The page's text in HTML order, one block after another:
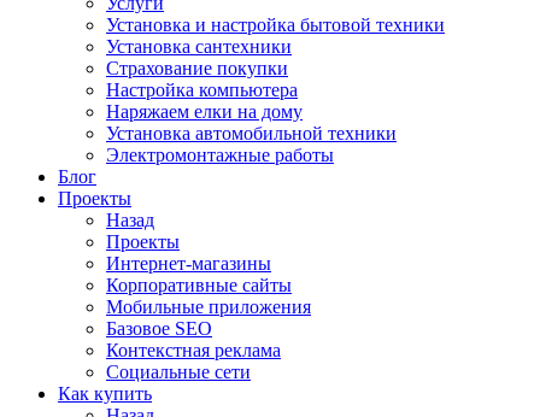
Установка и настройка бытовой техники
Установка сантехники
Страхование покупки
Настройка компьютера
Наряжаем елки на дому
Установка автомобильной техники
Электромонтажные работы
Блог
Проекты
Назад
Проекты
Интернет-магазины
Корпоративные сайты
Мобильные приложения
Базовое SEO
Контекстная реклама
Социальные сети
Как купить